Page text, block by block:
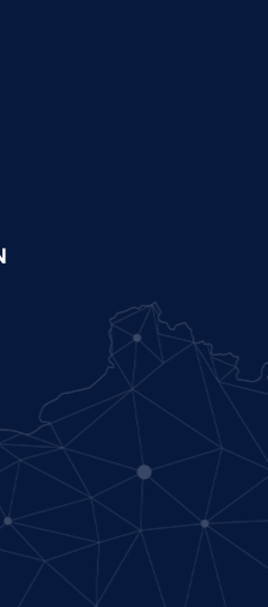
Italian
Japanese
Kannada
Korean
Marathi
Nepali